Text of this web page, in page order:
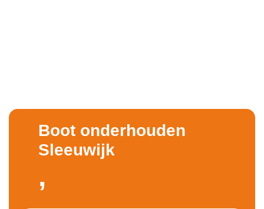
Boot onderhouden
Sleeuwijk
,